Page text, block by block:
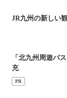
JR九州の新しい
「北九州周遊パ
充
PR